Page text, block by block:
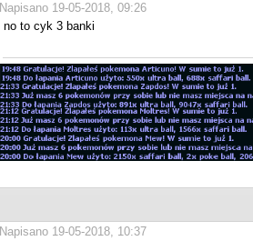
Napisano 19-05-2018, 09:26
no to cyk 3 banki
Napisano 19-05-2018, 10:37